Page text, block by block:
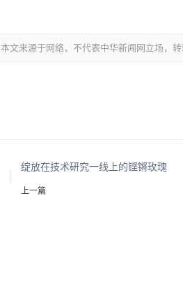
本文来源于网络，不代表中华新闻网立场，
绽放在技术研究一线上的铿锵玫瑰
上一篇